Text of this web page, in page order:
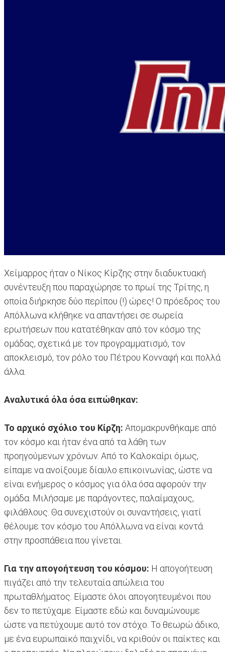
Χείμαρρος ήταν ο Νίκος Κίρζης στην διαδυκτυακή
συνέντευξη που παραχώρησε το πρωί της Τρίτης, η
οποία διήρκησε δύο περίπου (!) ώρες! Ο πρόεδρος του
Απόλλωνα κλήθηκε να απαντήσει σε σωρεία
ερωτήσεων που κατατέθηκαν από τον κόσμο της
ομάδας, σχετικά με τον προγραμματισμό, τον
αποκλεισμό, τον ρόλο του Πέτρου Κονναφή και πολλά
άλλα.
Αναλυτικά όλα όσα ειπώθηκαν:
Το αρχικό σχόλιο του Κίρζη: Απομακρυνθήκαμε από
τον κόσμο και ήταν ένα από τα λάθη των
προηγούμενων χρόνων. Από το Καλοκαίρι όμως,
είπαμε να ανοίξουμε δίαυλο επικοινωνίας, ώστε να
είναι ενήμερος ο κόσμος για όλα όσα αφορούν την
ομάδα. Μιλήσαμε με παράγοντες, παλαίμαχους,
φιλάθλους. Θα συνεχιστούν οι συναντήσεις, γιατί
θέλουμε τον κόσμο του Απόλλωνα να είναι κοντά
στην προσπάθεια που γίνεται.
Για την απογοήτευση του κόσμου: Η απογοήτευση
πιγάζει από την τελευταία απώλεια του
πρωταθλήματος. Είμαστε όλοι απογοητευμένοι που
δεν το πετύχαμε. Είμαστε εδώ και δυναμώνουμε
ώστε να πετύχουμε αυτό τον στόχο. Το θεωρώ άδικο,
με ένα ευρωπαϊκό παιχνίδι, να κριθούν οι παίκτες και